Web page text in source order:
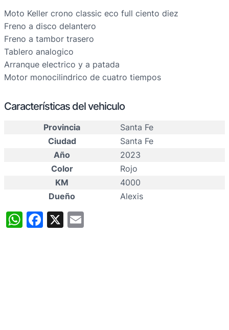
Moto Keller crono classic eco full ciento diez
Freno a disco delantero
Freno a tambor trasero
Tablero analogico
Arranque electrico y a patada
Motor monocilindrico de cuatro tiempos
Características del vehiculo
Provincia
Santa Fe
Ciudad
Santa Fe
Año
2023
Color
Rojo
KM
4000
Dueño
Alexis
WhatsApp
Facebook
X